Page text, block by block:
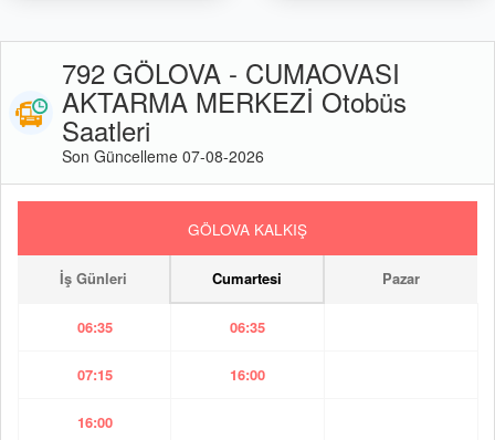
792 GÖLOVA - CUMAOVASI
AKTARMA MERKEZİ Otobüs
Saatleri
Son Güncelleme 07-08-2026
GÖLOVA KALKIŞ
İş Günleri Cumartesi Pazar
06:35 06:35
07:15 16:00
16:00